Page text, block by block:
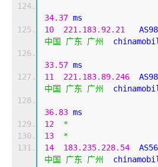
34.37 ms
10
221.183. 92.21
中国
广东 广州
33.57 ms
11
221.183. 89.246
中国
广东 广州
36.83 ms
12
*
13
*
14
183.235. 228.54
中国
广东 广州